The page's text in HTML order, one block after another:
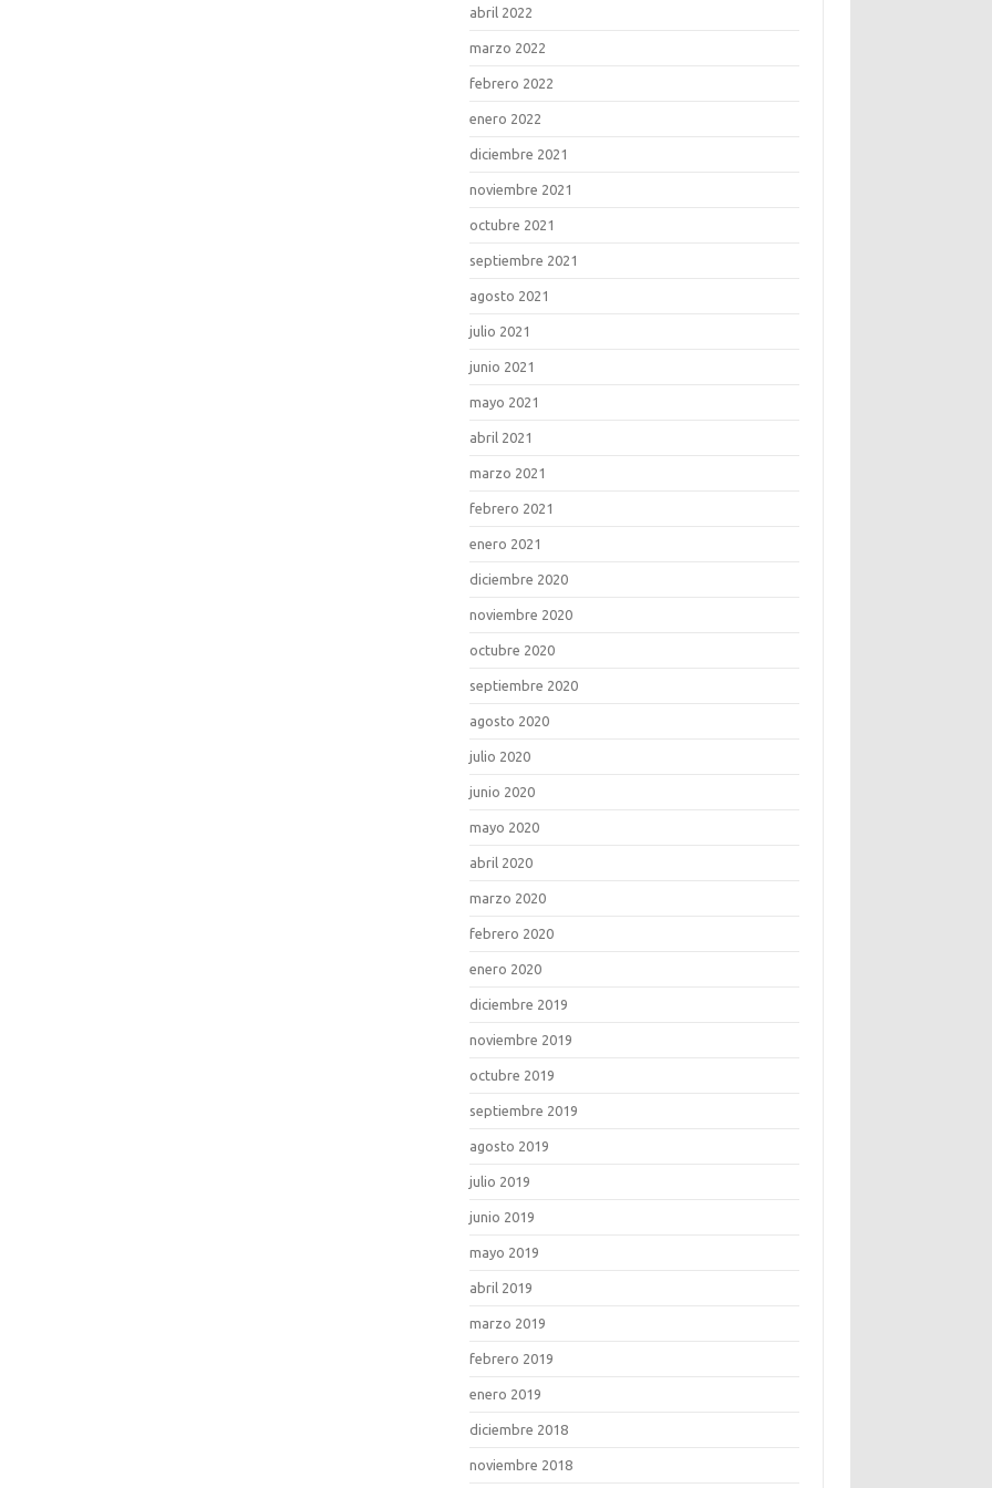
abril 2022
marzo 2022
febrero 2022
enero 2022
diciembre 2021
noviembre 2021
octubre 2021
septiembre 2021
agosto 2021
julio 2021
junio 2021
mayo 2021
abril 2021
marzo 2021
febrero 2021
enero 2021
diciembre 2020
noviembre 2020
octubre 2020
septiembre 2020
agosto 2020
julio 2020
junio 2020
mayo 2020
abril 2020
marzo 2020
febrero 2020
enero 2020
diciembre 2019
noviembre 2019
octubre 2019
septiembre 2019
agosto 2019
julio 2019
junio 2019
mayo 2019
abril 2019
marzo 2019
febrero 2019
enero 2019
diciembre 2018
noviembre 2018